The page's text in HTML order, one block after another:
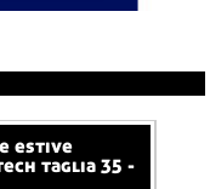
taglia 35 -